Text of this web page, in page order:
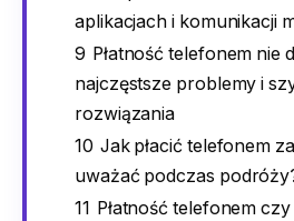
aplikacjach i komunikacji
9 Płatność telefonem nie
najczęstsze problemy i
rozwiązania
10 Jak płacić telefonem
uważać podczas
11
Płatność telefonem